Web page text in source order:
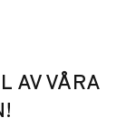
AV VÅRA